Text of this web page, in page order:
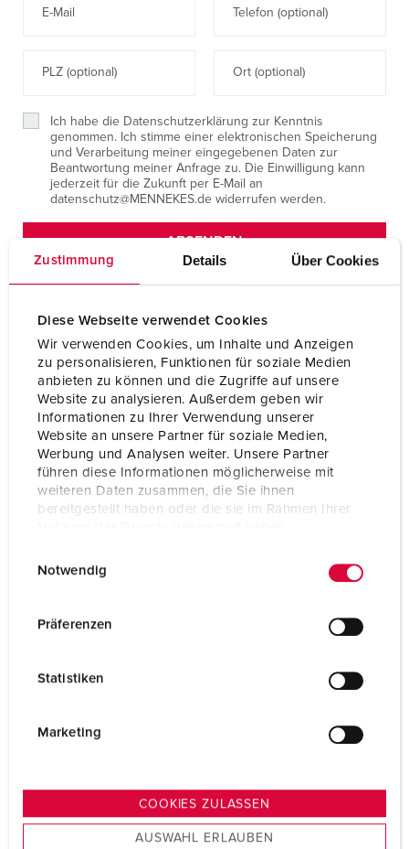
Zustimmung Details Über Cookies
Diese Webseite verwendet Cookies
Wir verwenden Cookies, um Inhalte und Anzeigen
zu personalisieren, Funktionen für soziale Medien
anbieten zu können und die Zugriffe auf unsere
Website zu analysieren. Außerdem geben wir
Informationen zu Ihrer Verwendung unserer
Website an unsere Partner für soziale Medien,
Werbung und Analysen weiter. Unsere Partner
führen diese Informationen möglicherweise mit
weiteren Daten zusammen, die Sie ihnen
bereitgestellt haben oder die sie im Rahmen Ihrer
s
Notwendig
Präferenzen
Statistiken
Marketing
COOKIES ZULASSEN
AUSWAHL ERLAUBEN
E-Mail Telefon (optional)
PLZ (optional) Ort (optional)
Ich habe die Datenschutzerklärung zur Kenntnis
genommen. Ich stimme einer elektronischen Speicherung
und Verarbeitung meiner eingegebenen Daten zur
Beantwortung meiner Anfrage zu. Die Einwilligung kann
jederzeit für die Zukunft per E-Mail an
datenschutz@MENNEKES.de widerrufen werden.
ABSENDEN
Unsere Datenschutzerklärung finden Sie
Zum Nachlesen für Sie: